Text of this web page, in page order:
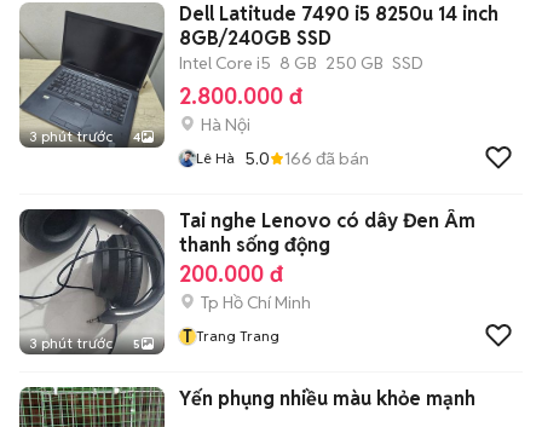
3 phút trước 4
Dell Latitude 7490 i5 8250u 14 inch
8GB/240GB SSD
Intel Core i5 8 GB 250 GB SSD
2.800.000 đ
Hà Nội
Lê Hà 5.0 166 đã bán
3 phút trước 5
Tai nghe Lenovo có dây Đen Âm
thanh sống động
200.000 đ
Tp Hồ Chí Minh
T Trang Trang
Yến phụng nhiều màu khỏe mạnh